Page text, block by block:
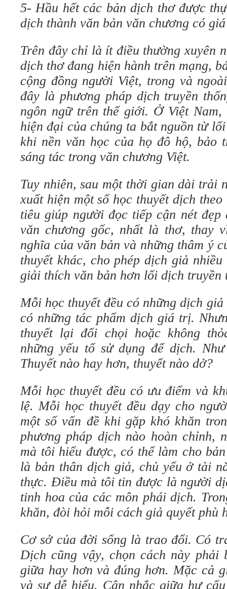
5- Hầu hết các bản dịch thơ được
dịch thành văn bản văn chương có
Trên đây chỉ là ít điều thường xuyên
dịch thơ đang hiện hành trên mạng,
cộng đồng người Việt, trong và
đây là phương pháp dịch truyền
ngôn ngữ trên thế giới. Ở Việt
hiện đại của chúng ta bắt nguồn từ
khi nền văn học của họ đô hộ, bảo
sáng tác trong văn chương Việt.
Tuy nhiên, sau một thời gian dài trải
xuất hiện một số học thuyết dịch
tiêu giúp người đọc tiếp cận nét đẹp
văn chương gốc, nhất là thơ, thay
nghĩa của văn bản và những thâm ý
thuyết khác, cho phép dịch giả
giải thích văn bản hơn lối dịch truyền
Mỗi học thuyết đều có những dịch
có những tác phẩm dịch giá trị.
thuyết lại đối chọi hoặc không
những yếu tố sử dụng để dịch.
Thuyết nào hay hơn, thuyết nào dở?
Mỗi học thuyết đều có ưu điểm và
lệ. Mỗi học thuyết đều dạy cho
một số vấn đề khi gặp khó khăn
phương pháp dịch nào hoàn chỉnh,
mà tôi hiểu được, có thể làm cho
là bản thân dịch giả, chủ yếu ở tài
thực. Điều mà tôi tin được là người
tinh hoa của các môn phái dịch.
khăn, đòi hỏi mỗi cách giả quyết phù
Cơ sở của đời sống là trao đổi. Có
Dịch cũng vậy, chọn cách này phải
giữa hay hơn và đúng hơn. Mặc cả
và sự dễ hiểu. Cân nhắc giữa hư